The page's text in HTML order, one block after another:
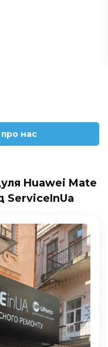
нас
Huawei Mate
ServiceInUa